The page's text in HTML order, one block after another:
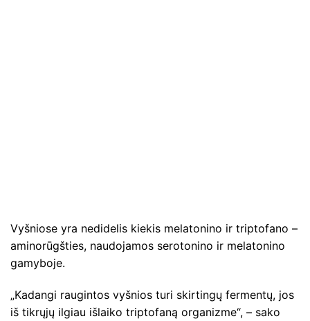
Vyšniose yra nedidelis kiekis melatonino ir triptofano –
aminorūgšties, naudojamos serotonino ir melatonino
gamyboje.
„Kadangi raugintos vyšnios turi skirtingų fermentų, jos
iš tikrųjų ilgiau išlaiko triptofaną organizme“, – sako